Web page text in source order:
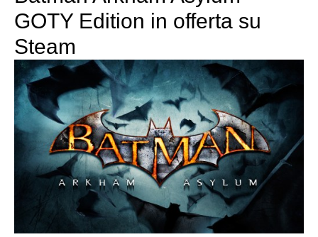
GOTY Edition in offerta su
Steam